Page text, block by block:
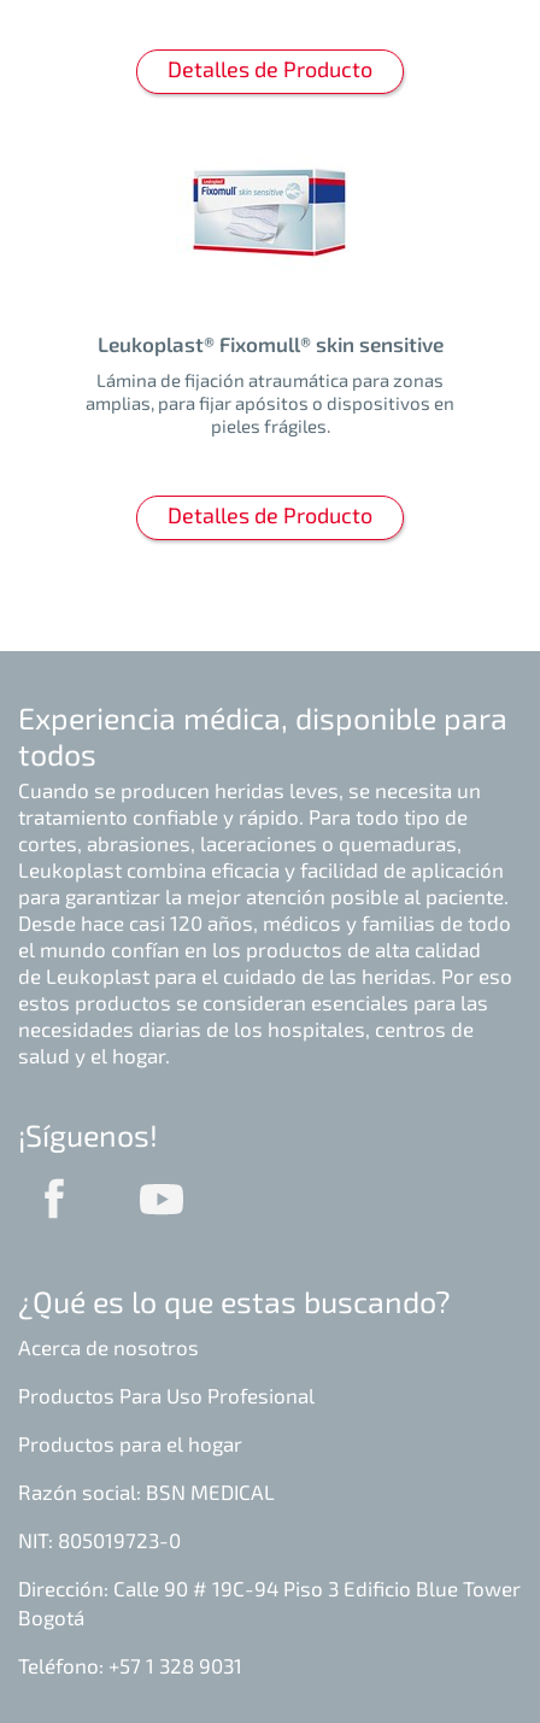
Detalles de Producto
Leukoplast® Fixomull® skin sensitive
Lámina de fijación atraumática para zonas
amplias, para fijar apósitos o dispositivos en
pieles frágiles.
Detalles de Producto
Experiencia médica, disponible para
todos
Cuando se producen heridas leves, se necesita un
tratamiento confiable y rápido. Para todo tipo de
cortes, abrasiones, laceraciones o quemaduras,
Leukoplast combina eficacia y facilidad de aplicación
para garantizar la mejor atención posible al paciente.
Desde hace casi 120 años, médicos y familias de todo
el mundo confían en los productos de alta calidad
de Leukoplast para el cuidado de las heridas. Por eso
estos productos se consideran esenciales para las
necesidades diarias de los hospitales, centros de
salud y el hogar.
¡Síguenos!
¿Qué es lo que estas buscando?
Acerca de nosotros
Productos Para Uso Profesional
Productos para el hogar
Razón social: BSN MEDICAL
NIT: 805019723-0
Dirección: Calle 90 # 19C-94 Piso 3 Edificio Blue Tower
Bogotá
Teléfono: +57 1 328 9031